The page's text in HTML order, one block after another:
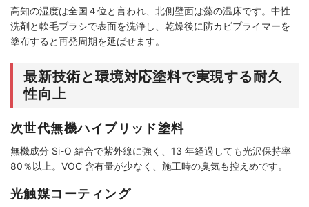
高知の湿度は全国４位と言われ、北側壁面は藻の温床です。中性
洗剤と軟毛ブラシで表面を洗浄し、乾燥後に防カビプライマーを
塗布すると再発周期を延ばせます。
最新技術と環境対応塗料で実現する耐久
性向上
次世代無機ハイブリッド塗料
無機成分 Si-O 結合で紫外線に強く、13 年経過しても光沢保持率
80％以上。VOC 含有量が少なく、施工時の臭気も控えめです。
光触媒コーティング